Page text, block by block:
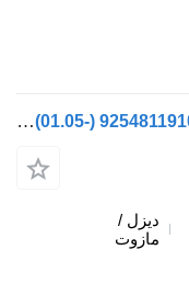
بطاريات المراكم القابلة لتخزين الطاقة DAF XF105 (01.05-) 9254811910 لـ السيارات القاطرة DAF XF95, XF105 (2001-2014)
ديزل /
مازوت